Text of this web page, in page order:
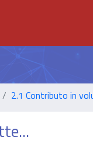
2.1 Contributo in